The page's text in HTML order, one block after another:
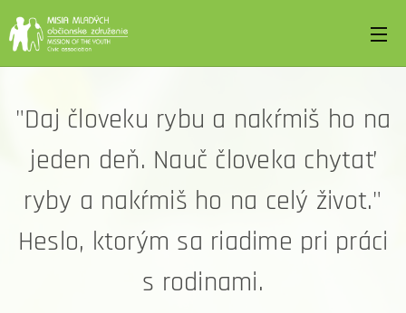
"Daj človeku rybu a nakŕmiš ho na
jeden deň. Nauč človeka chytať
ryby a nakŕmiš ho na celý život."
Heslo, ktorým sa riadime pri práci
s rodinami.